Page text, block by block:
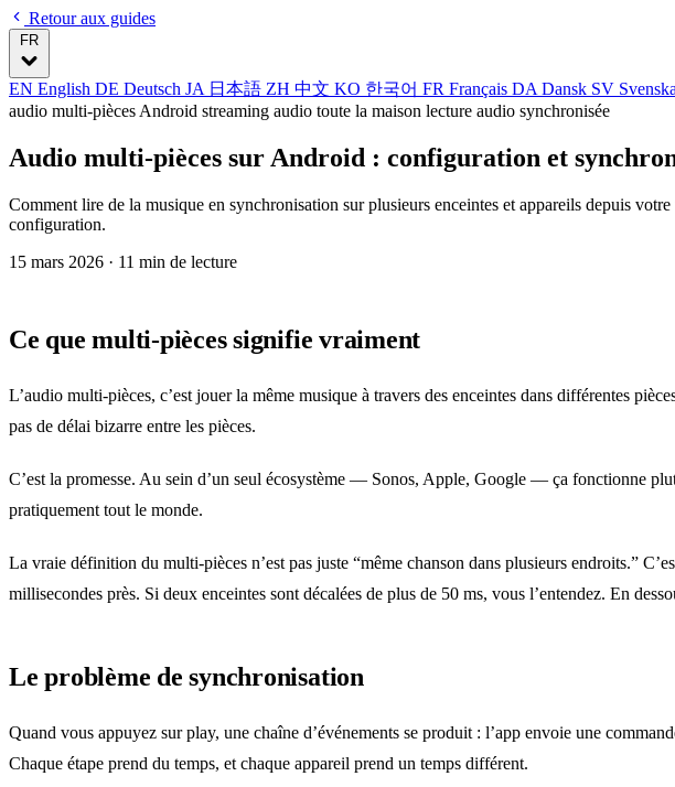
Retour aux guides
FR
EN English DE Deutsch JA 日本語 ZH 中文 KO 한국어 FR Français DA Dansk SV Svenska
audio multi-pièces Android streaming audio toute la maison lecture audio synchronisée
Audio multi-pièces sur Android : configuration et
Comment lire de la musique en synchronisation sur plusieurs enceintes et appareils depuis
configuration.
15 mars 2026 · 11 min de lecture
Ce que multi-pièces signifie vraiment
L’audio multi-pièces, c’est jouer la même musique à travers des enceintes dans différentes
pas de délai bizarre entre les pièces.
C’est la promesse. Au sein d’un seul écosystème — Sonos, Apple, Google — ça fonctionne
pratiquement tout le monde.
La vraie définition du multi-pièces n’est pas juste “même chanson dans plusieurs endroits.”
millisecondes près. Si deux enceintes sont décalées de plus de 50 ms, vous l’entendez. En
Le problème de synchronisation
Quand vous appuyez sur play, une chaîne d’événements se produit : l’app envoie une
Chaque étape prend du temps, et chaque appareil prend un temps différent.